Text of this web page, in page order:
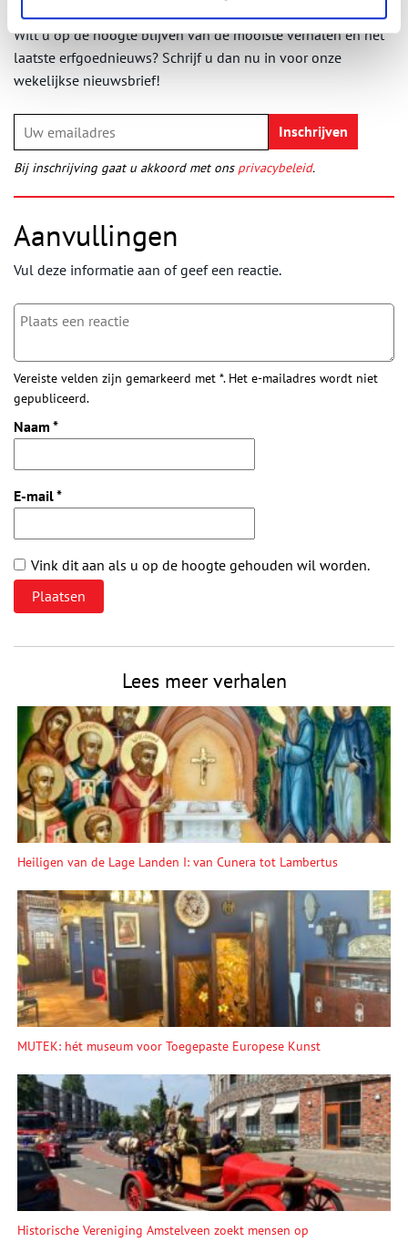
Wilt u op de hoogte blijven van de mooiste verhalen en het
laatste erfgoednieuws? Schrijf u dan nu in voor onze
wekelijkse nieuwsbrief!
Bij inschrijving gaat u akkoord met ons privacybeleid.
Aanvullingen
Vul deze informatie aan of geef een reactie.
Vereiste velden zijn gemarkeerd met *. Het e-mailadres wordt niet
gepubliceerd.
Naam *
E-mail*
Vink dit aan als u op de hoogte gehouden wil worden.
Lees meer verhalen
Heiligen van de Lage Landen I: van Cunera tot Lambertus
MUTEK: hét museum voor Toegepaste Europese Kunst
Historische Vereniging Amstelveen zoekt mensen op